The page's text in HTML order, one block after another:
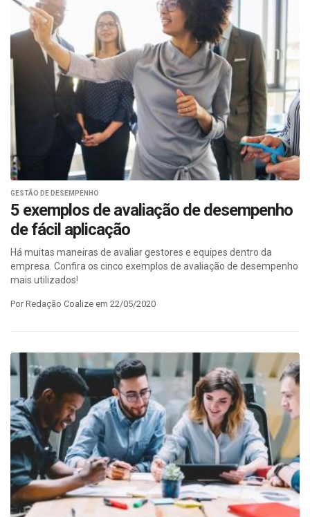
GESTÃO DE DESEMPENHO
5 exemplos de avaliação de desempenho
de fácil aplicação
Há muitas maneiras de avaliar gestores e equipes dentro da
empresa. Confira os cinco exemplos de avaliação de desempenho
mais utilizados!
Por Redação Coalize em 22/05/2020